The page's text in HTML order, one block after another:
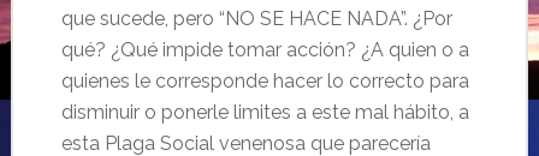
que sucede, pero “NO SE HACE NADA”. ¿Por
qué? ¿Qué impide tomar acción? ¿A quien o a
quienes le corresponde hacer lo correcto para
disminuir o ponerle limites a este mal hábito, a
esta Plaga Social venenosa que parecería